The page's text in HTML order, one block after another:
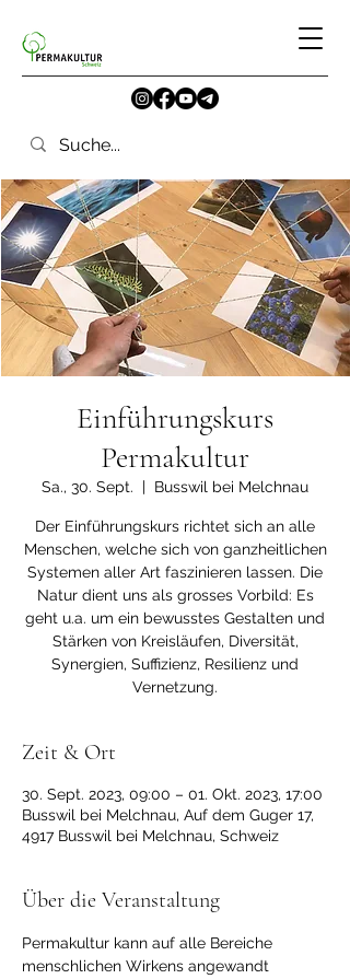
Einführungskurs
Permakultur
Sa., 30. Sept.
  |
Busswil bei Melchnau
Der Einführungskurs richtet sich an alle
Menschen, welche sich von ganzheitlichen
Systemen aller Art faszinieren lassen. Die
Natur dient uns als grosses Vorbild: Es
geht u.a. um ein bewusstes Gestalten und
Stärken von Kreisläufen, Diversität,
Synergien, Suffizienz, Resilienz und
Vernetzung.
Zeit & Ort
30. Sept. 2023, 09:00 – 01. Okt. 2023, 17:00
Busswil bei Melchnau, Auf dem Guger 17,
4917 Busswil bei Melchnau, Schweiz
Über die Veranstaltung
Permakultur kann auf alle Bereiche
menschlichen Wirkens angewandt